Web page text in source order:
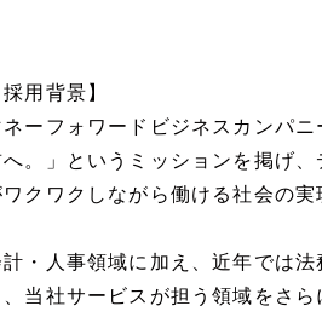
用背景】
ーフォワードビジネスカンパ
。」というミッションを掲げ
クワクしながら働ける社会の実
・人事領域に加え、近年では
当社サービスが担う領域をさ